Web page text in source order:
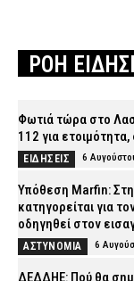
ΡΟΗ
Φωτιά τώρα στο
112 για
ΕΙΔΗΣΕΙΣ 6
Υπόθεση Marfin:
κατηγορείται για
οδηγηθεί στον
ΑΣΤΥΝΟΜΙΑ 6
ΔΕΔΔΗΕ: Πού θα